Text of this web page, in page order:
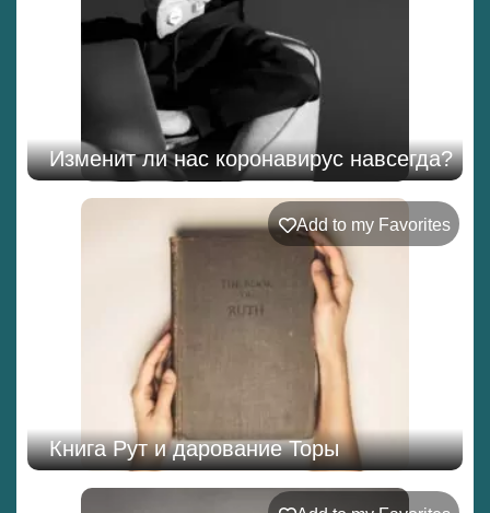
Изменит ли нас коронавирус навсегда?
Add to my Favorites
Книга Рут и дарование Торы